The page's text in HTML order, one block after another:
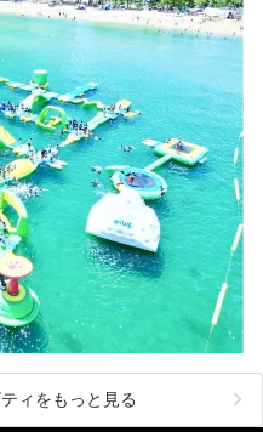
ィをもっと見る